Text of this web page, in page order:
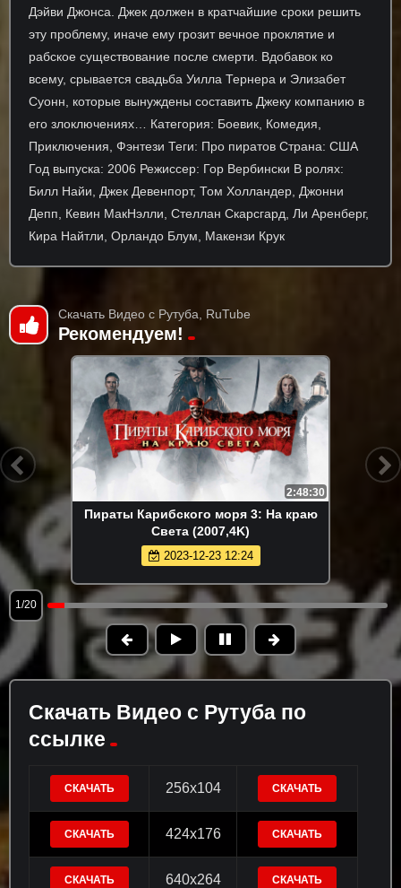
Дэйви Джонса. Джек должен в кратчайшие сроки решить
эту проблему, иначе ему грозит вечное проклятие и
рабское существование после смерти. Вдобавок ко
всему, срывается свадьба Уилла Тернера и Элизабет
Суонн, которые вынуждены составить Джеку компанию в
его злоключениях… Категория: Боевик, Комедия,
Приключения, Фэнтези Теги: Про пиратов Страна: США
Год выпуска: 2006 Режиссер: Гор Вербински В ролях:
Билл Найи, Джек Девенпорт, Том Холландер, Джонни
Депп, Кевин МакНэлли, Стеллан Скарсгард, Ли Аренберг,
Кира Найтли, Орландо Блум, Макензи Крук
Скачать Видео с Рутуба, RuTube
Рекомендуем!
2:48:30
Пираты Карибского моря 3: На краю
Света (2007,4K)
2023-12-23 12:24
1/20
Скачать Видео с Рутуба по
ссылке
СКАЧАТЬ 256x104 СКАЧАТЬ
СКАЧАТЬ 424x176 СКАЧАТЬ
СКАЧАТЬ 640x264 СКАЧАТЬ